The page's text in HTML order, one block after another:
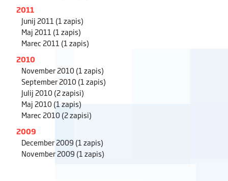
2011
Junij 2011 (1 zapis)
Maj 2011 (1 zapis)
Marec 2011 (1 zapis)
2010
November 2010(1 zapis)
September 2010(1 zapis)
Julij 2010(2 zapisi)
Maj 2010(1 zapis)
Marec 2010(2 zapisi)
2009
December 2009 (1 zapis)
November 2009 (1 zapis)